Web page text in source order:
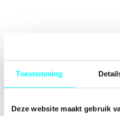
Toestemming
Deze website maakt gebruik